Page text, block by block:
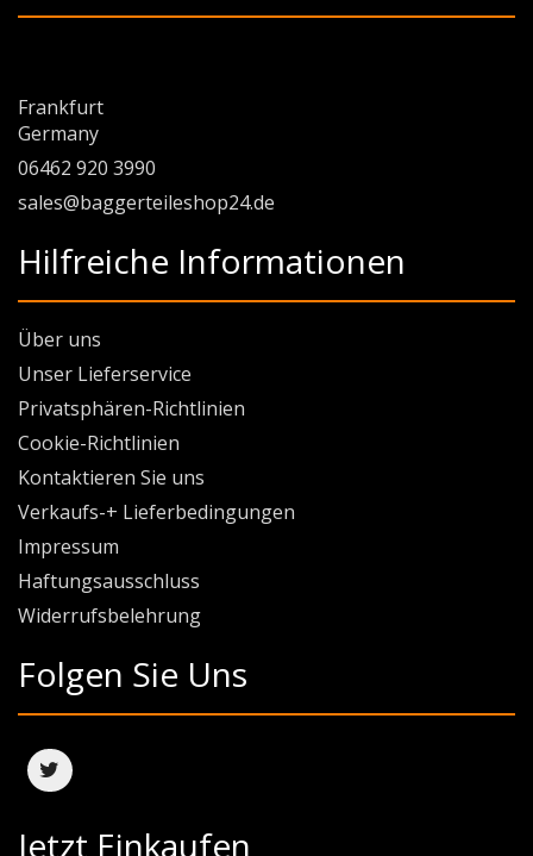
Frankfurt
Germany
06462 920 3990
sales@baggerteileshop24.de
Hilfreiche Informationen
Über uns
Unser Lieferservice
Privatsphären-Richtlinien
Cookie-Richtlinien
Kontaktieren Sie uns
Verkaufs-+ Lieferbedingungen
Impressum
Haftungsausschluss
Widerrufsbelehrung
Folgen Sie Uns
Jetzt Einkaufen